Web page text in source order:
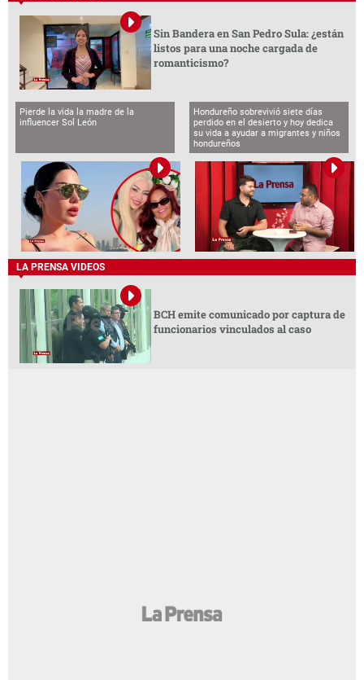
Sin Bandera en San Pedro Sula: ¿están
listos para una noche cargada de
romanticismo?
Pierde la vida la madre de la
influencer Sol León
Hondureño sobrevivió siete días
perdido en el desierto y hoy dedica
su vida a ayudar a migrantes y niños
hondureños
LA PRENSA VIDEOS
BCH emite comunicado por captura de
funcionarios vinculados al caso